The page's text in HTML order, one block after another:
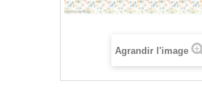
Agrandir l'image